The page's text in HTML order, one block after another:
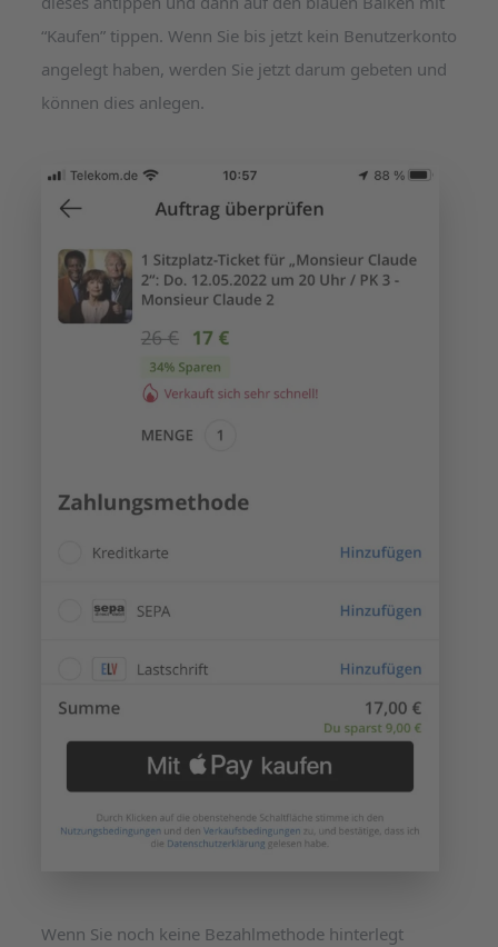
“Kaufen” tippen. Wenn Sie bis jetzt kein Benutzerkonto
angelegt haben, werden Sie jetzt darum gebeten und
können dies anlegen.
Wenn Sie noch keine Bezahlmethode hinterlegt